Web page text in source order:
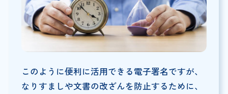
このように便利に活用できる電子署名ですが、
なりすましや文書の改ざんを防止するために、